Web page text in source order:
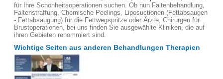
für Ihre Schönheitsoperationen suchen. Ob nun Faltenbehandlung,
Faltenstraffung, Chemische Peelings, Liposuctionen (Fettabsaugen
- Fettabsaugung) für die Fettwegspritze oder Ärzte, Chirurgen für
Brustoperationen, bei uns finden Sie ausgewählte Kliniken, die auf
ihren Gebieten renommiert sind.
Wichtige Seiten aus anderen Behandlungen Therapien